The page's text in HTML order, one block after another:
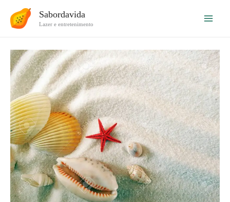
para
Sabordavida
Lazer e entretenimento